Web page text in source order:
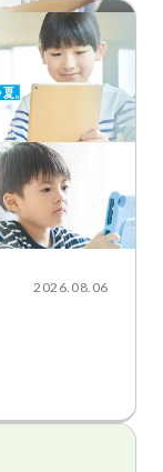
2026.08.06